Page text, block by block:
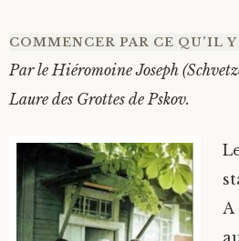
COMMENCER PAR CE QU’IL
Par le Hiéromoine Joseph
Laure des Grottes de Pskov.
A